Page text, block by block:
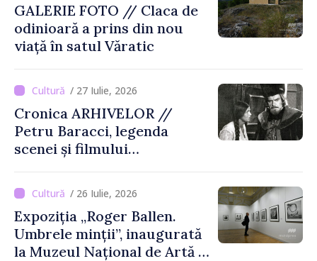
GALERIE FOTO // Claca de
odinioară a prins din nou
viață în satul Văratic
/ 27 Iulie, 2026
Cronica ARHIVELOR //
Petru Baracci, legenda
scenei și filmului
/ 26 Iulie, 2026
Expoziția „Roger Ballen.
Umbrele minții”, inaugurată
la Muzeul Național de Artă al